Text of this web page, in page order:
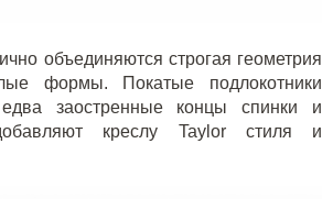
объединяются строгая геометрия
формы. Покатые подлокотники
заостренные концы спинки и
креслу Taylor
стиля и